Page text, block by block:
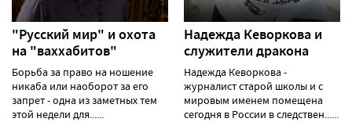
"Русский мир" и охота
на "ваххабитов"
Борьба за право на ношение
никаба или наоборот за его
запрет - одна из заметных тем
этой недели для......
Надежда Кеворкова и
служители дракона
Надежда Кеворкова -
журналист старой школы и с
мировым именем помещена
сегодня в России в следствен......